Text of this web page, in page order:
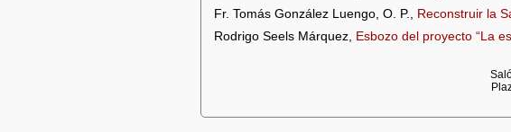
Fr. Tomás González Luengo, O. P., Reconstruir la
Rodrigo Seels Márquez,
Esbozo del proyecto “La